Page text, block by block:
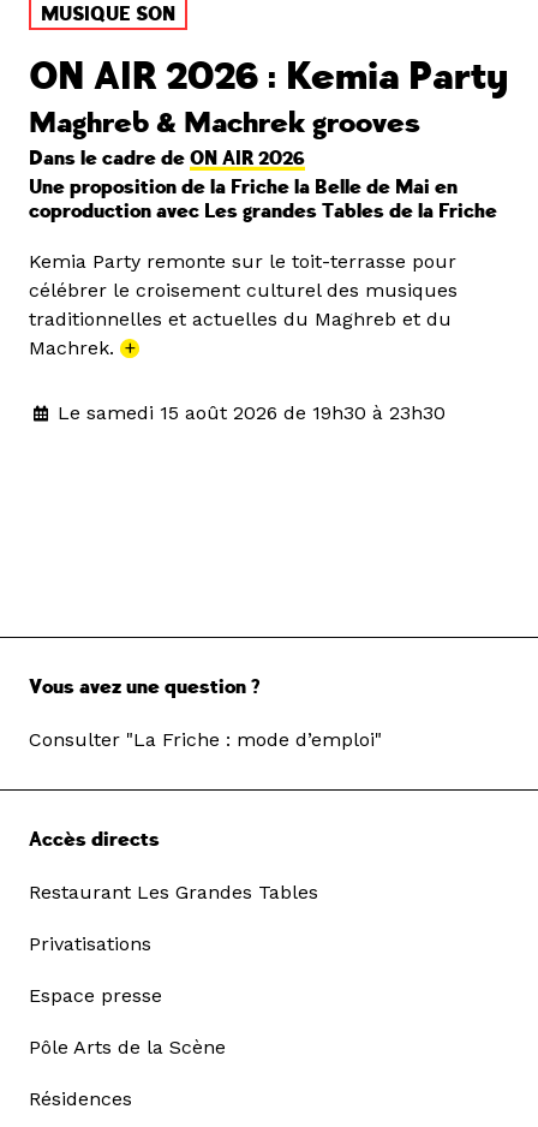
MUSIQUE SON
ON AIR 2026 : Kemia Party
Maghreb & Machrek grooves
Dans le cadre de ON AIR 2026
Une proposition de la Friche la Belle de Mai en
coproduction avec Les grandes Tables de la Friche
Kemia Party remonte sur le toit-terrasse pour
célébrer le croisement culturel des musiques
traditionnelles et actuelles du Maghreb et du
Machrek. +
Le samedi 15 août 2026 de 19h30 à 23h30
Vous avez une question ?
Consulter "La Friche : mode d’emploi"
Accès directs
Restaurant Les Grandes Tables
Privatisations
Espace presse
Pôle Arts de la Scène
Résidences